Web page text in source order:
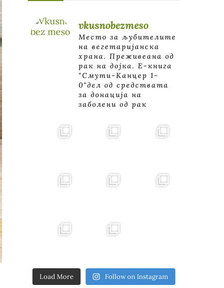
vkusnobezmeso
Место за љубителите
на вегетаријанска
храна. Преживеана од
рак на дојка. E-книга
"Смути-Канцер 1-
0"дел од средствата
за донација на
заболени од рак
Load More Follow on Instagram